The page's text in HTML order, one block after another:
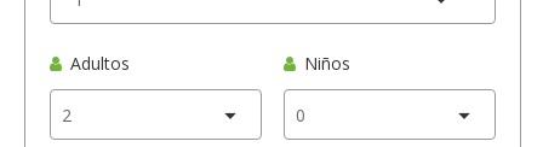
Adultos Niños